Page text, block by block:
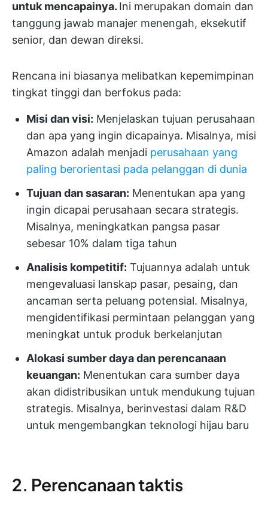
untuk mencapainya. Ini merupakan domain dan
tanggung jawab manajer menengah, eksekutif
senior, dan dewan direksi.
Rencana ini biasanya melibatkan kepemimpinan
tingkat tinggi dan berfokus pada:
Misi dan visi: Menjelaskan tujuan perusahaan
dan apa yang ingin dicapainya. Misalnya, misi
Amazon adalah menjadi perusahaan yang
paling berorientasi pada pelanggan di dunia
Tujuan dan sasaran: Menentukan apa yang
ingin dicapai perusahaan secara strategis.
Misalnya, meningkatkan pangsa pasar
sebesar 10% dalam tiga tahun
Analisis kompetitif: Tujuannya adalah untuk
mengevaluasi lanskap pasar, pesaing, dan
ancaman serta peluang potensial. Misalnya,
mengidentifikasi permintaan pelanggan yang
meningkat untuk produk berkelanjutan
Alokasi sumber daya dan perencanaan
keuangan: Menentukan cara sumber daya
akan didistribusikan untuk mendukung tujuan
strategis. Misalnya, berinvestasi dalam R&D
untuk mengembangkan teknologi hijau baru
2. Perencanaan taktis